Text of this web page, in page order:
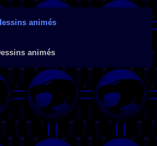
animés
animés